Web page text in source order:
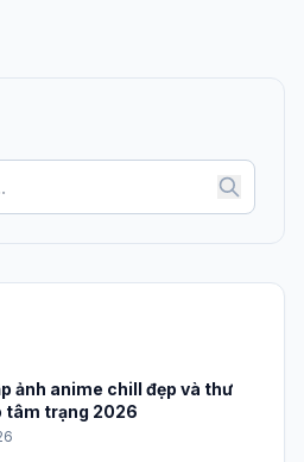
ảnh anime chill đẹp và thư
tâm trạng 2026